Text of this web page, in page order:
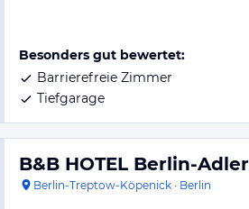
Besonders gut bewertet:
Barrierefreie Zimmer
Tiefgarage
B&B HOTEL Berlin-
Berlin-Treptow-Köpenick · Berlin